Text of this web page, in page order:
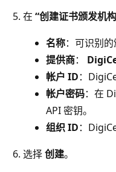
在 “创建证书颁发机构
名称：可识别
提供商：
帐户 ID：
帐户密码：在
API 密钥。
组织 ID：
选择创建。